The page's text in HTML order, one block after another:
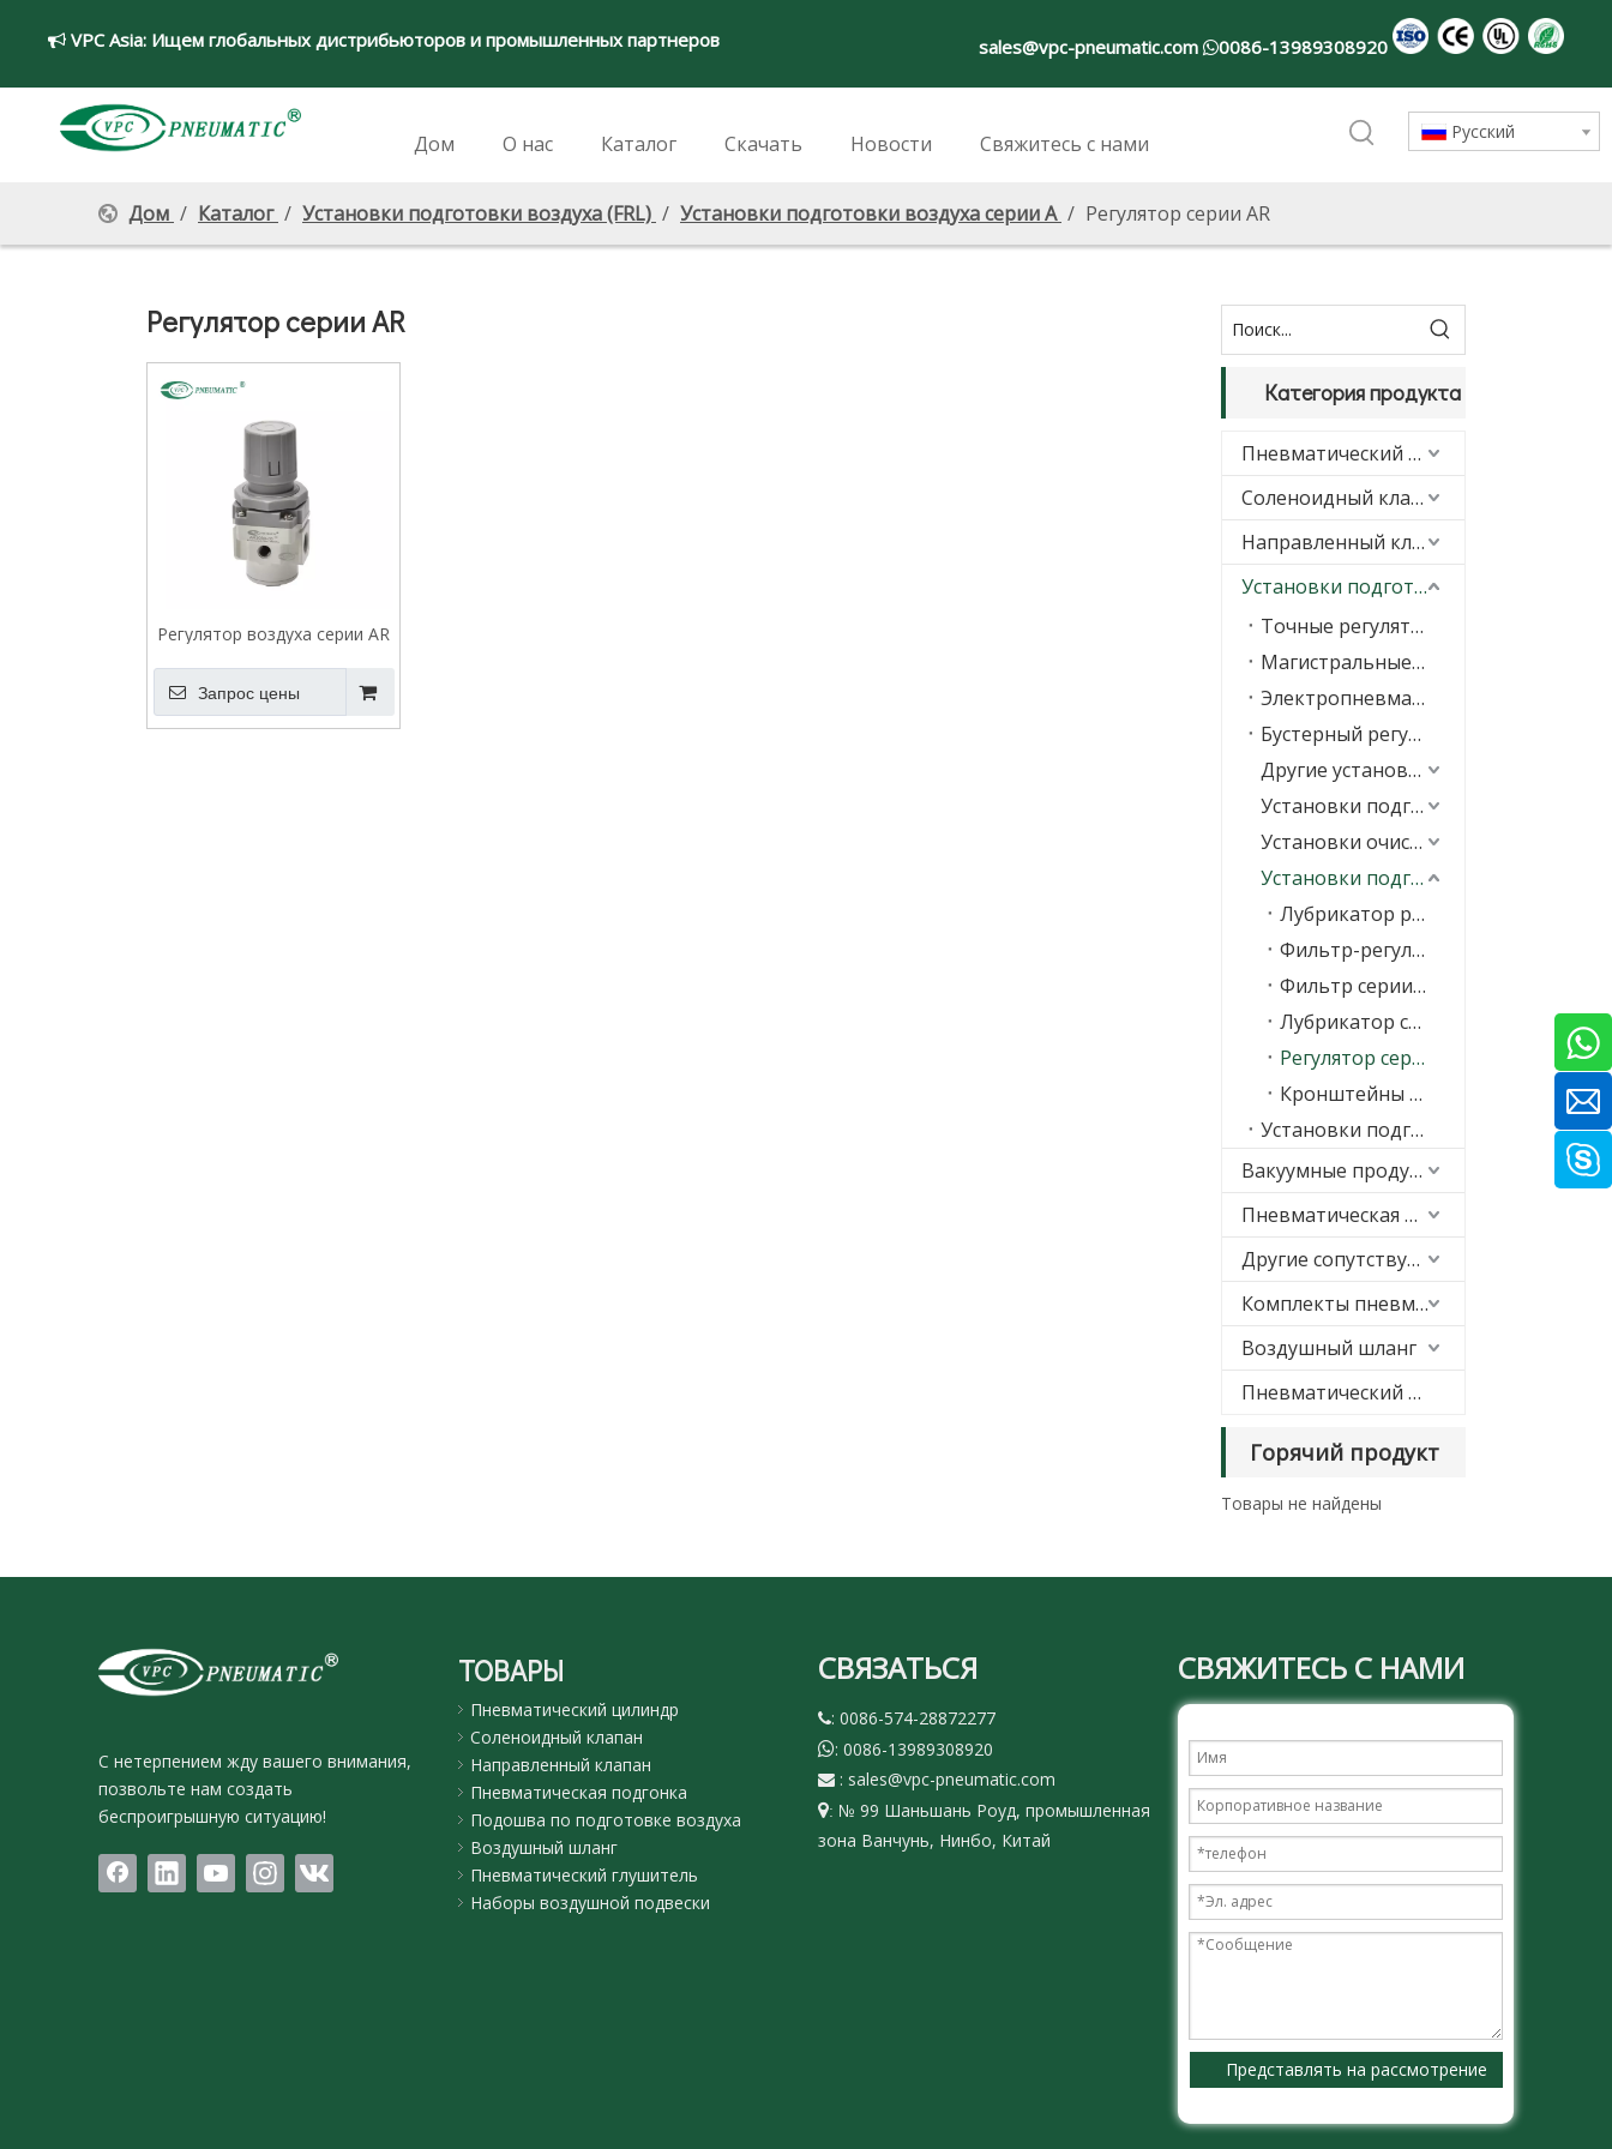
 VPC Asia: Ищем глобальных дистрибьюторов и промышленных партнеров sales@vpc-pneumatic.com 0086-13989308920
Дом О нас Каталог Скачать Новости Свяжитесь с нами Pусский
Дом / Каталог / Установки подготовки воздуха (FRL) / Установки подготовки воздуха серии A / Регулятор серии AR
Регулятор серии AR
Регулятор воздуха серии AR
Запрос цены
Категория продукта
Пневматический цилиндр
Соленоидный клапан
Направленный клапан
Установки подготовки воздуха (FRL)
Точные регуляторы
Магистральные фильтры
Электропневматический регулятор
Бустерный регулятор
Другие установки для обработки воздуха
Установки подготовки воздуха серии V
Установки очистки воздуха серии O
Установки подготовки воздуха серии A
Лубрикатор регулятора фильтра серии AC
Фильтр-регулятор серии AW
Фильтр серии AF &nbsp;
Лубрикатор серии AL
Регулятор серии AR
Кронштейны FRL серии A
Установки подготовки воздуха серии A/B
Вакуумные продукты
Пневматическая подгонка
Другие сопутствующие товары
Комплекты пневматической подвески
Воздушный шланг
Пневматический глушитель
Горячий продукт
Товары не найдены
С нетерпением жду вашего внимания,
позвольте нам создать
беспроигрышную ситуацию!
ТОВАРЫ
Пневматический цилиндр
Соленоидный клапан
Направленный клапан
Пневматическая подгонка
Подошва по подготовке воздуха
Воздушный шланг
Пневматический глушитель
Наборы воздушной подвески
СВЯЗАТЬСЯ
: 0086-574-28872277
: 0086-13989308920
: sales@vpc-pneumatic.com
: № 99 Шаньшань Роуд, промышленная
зона Ванчунь, Нинбо, Китай
СВЯЖИТЕСЬ С НАМИ
Представлять на рассмотрение